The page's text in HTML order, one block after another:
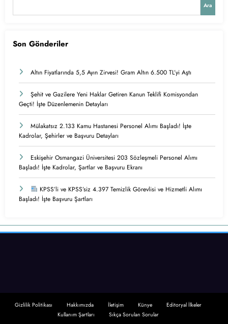
Ara
Son Gönderiler
Altın Fiyatlarında 5,5 Ayın Zirvesi! Gram Altın 6.500 TL’yi Aştı
Şehit ve Gazilere Yeni Haklar Getiren Kanun Teklifi Komisyondan
Geçti! İşte Düzenlemenin Detayları
Mülakatsız 2.133 Kamu Hastanesi Personel Alımı Başladı! İşte
Kadrolar, Şehirler ve Başvuru Detayları
Eskişehir Osmangazi Üniversitesi 203 Sözleşmeli Personel Alımı
Başladı! İşte Kadrolar, Şartlar ve Başvuru Ekranı
KPSS’li ve KPSS’siz 4.397 Temizlik Görevlisi ve Hizmetli Alımı
Başladı! İşte Başvuru Şartları
Gizlilik Politikası Hakkımızda İletişim Künye
Editoryal İlkeler
Kullanım Şartları
Sıkça Sorulan Sorular